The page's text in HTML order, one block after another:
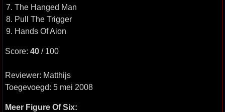
7. The Hanged Man
8. Pull The Trigger
9. Hands Of Aion
Score: 40 / 100
Reviewer: Matthijs
Toegevoegd: 5 mei 2008
Meer Figure Of Six: